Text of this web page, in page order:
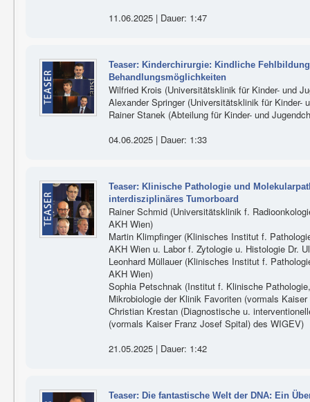
11.06.2025 | Dauer: 1:47
Teaser: Kinderchirurgie: Kindliche
Behandlungsmöglichkeiten
Wilfried Krois (Universitätsklinik für Kinder- und
Alexander Springer (Universitätsklinik für Kinder-
Rainer Stanek (Abteilung für Kinder- und
04.06.2025 | Dauer: 1:33
Teaser: Klinische Pathologie und
interdisziplinäres Tumorboard
Rainer Schmid (Universitätsklinik f.
AKH Wien)
Martin Klimpfinger (Klinisches Institut f.
AKH Wien u. Labor f. Zytologie u. Histologie Dr.
Leonhard Müllauer (Klinisches Institut f.
AKH Wien)
Sophia Petschnak (Institut f. Klinische
Mikrobiologie der Klinik Favoriten (vormals
Christian Krestan (Diagnostische u.
(vormals Kaiser Franz Josef Spital) des WIGEV)
21.05.2025 | Dauer: 1:42
Teaser: Die fantastische Welt der DNA: Ein